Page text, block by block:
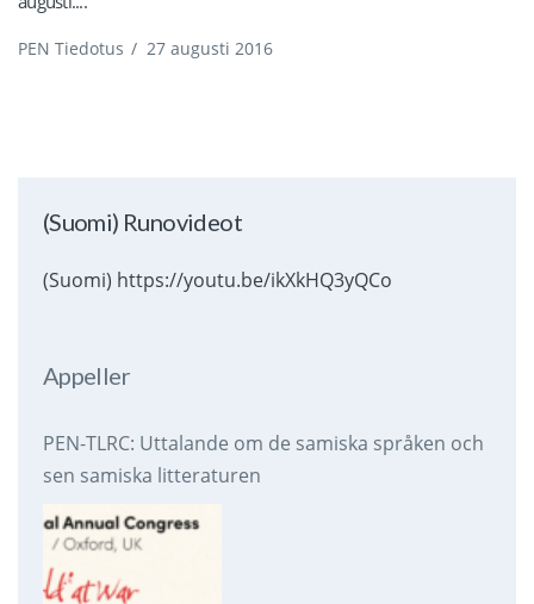
PEN Tiedotus / 27 augusti 2016
(Suomi) Runovideot
(Suomi) https://youtu.be/ikXkHQ3yQCo
Appeller
PEN-TLRC: Uttalande om de samiska språken och
sen samiska litteraturen